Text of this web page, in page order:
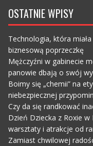
OSTATNIE WPISY
Technologia, która
biznesową poprzeczkę
Mężczyźni w gabinecie
panowie dbają o swój
Boimy się „chemii” na
niebezpiecznej
Czy da się randkować
Dzień Dziecka z Roxie w
warsztaty i atrakcje od
Zamiast chwilowej